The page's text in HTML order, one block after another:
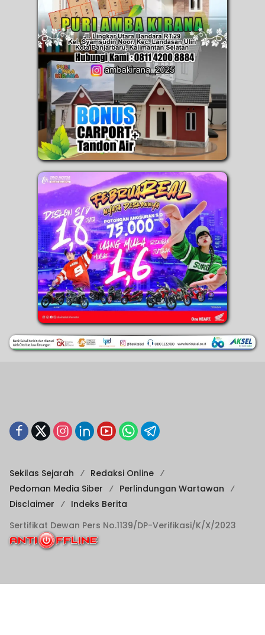
Sekilas Sejarah
Redaksi Online
Pedoman Media Siber
Perlindungan Wartawan
Disclaimer
Indeks Berita
Sertifikat Dewan Pers No.1139/DP-Verifikasi/K/X/2023